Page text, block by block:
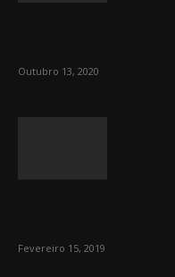
Outubro 13, 2020
Fevereiro 15, 2019